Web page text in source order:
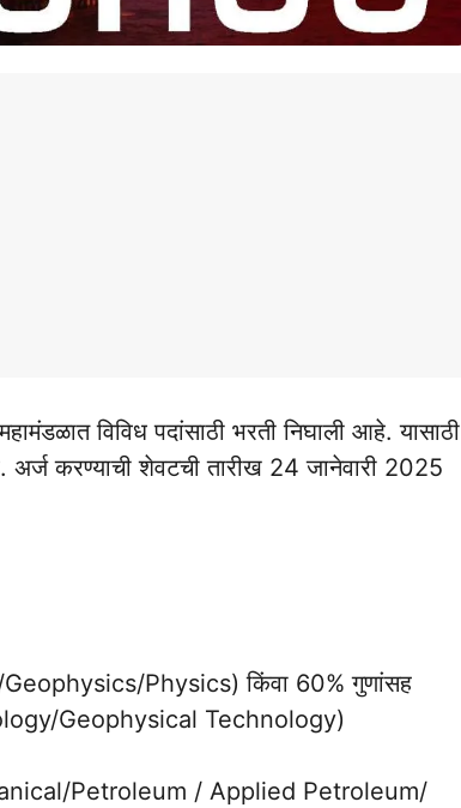
विविध पदांसाठी भरती निघाली आहे. यासाठी
अर्ज करण्याची शेवटची तारीख 24 जानेवारी 2025
Geophysics/Physics) किंवा 60% गुणांसह
Geophysical Technology)
Petroleum / Applied Petroleum/